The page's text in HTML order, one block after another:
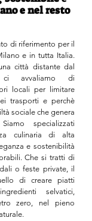
e nel resto
di riferimento per il
e in tutta Italia.
città distante dal
ci avvaliamo di
locali per limitare
trasporti e perchè
sociale che genera
specializzati
culinaria di alta
e sostenibilità
Che si tratti di
o feste private, il
di creare piatti
selvatici,
zero, nel pieno